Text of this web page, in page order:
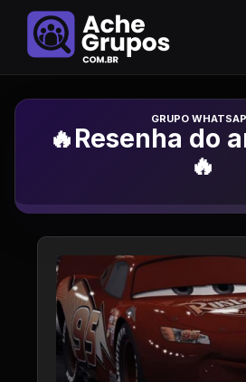
Grupo de
🔥Resenha do
🔥